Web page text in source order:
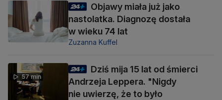
Objawy miała już jako
nastolatka. Diagnozę dostała
w wieku 74 lat
Zuzanna Kuffel
57 min
Dziś mija 15 lat od śmierci
Andrzeja Leppera. "Nigdy
nie uwierzę, że to było